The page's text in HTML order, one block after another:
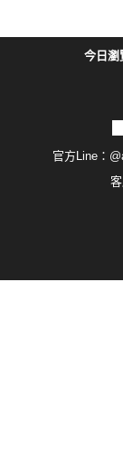
今日瀏
官方Line：